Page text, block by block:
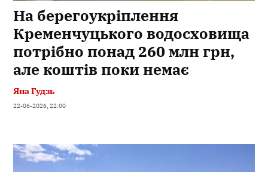
На берегоукріплення
Кременчуцького водосховища
потрібно понад 260 млн грн,
але коштів поки немає
Яна Гудзь
22-06-2026, 22:00